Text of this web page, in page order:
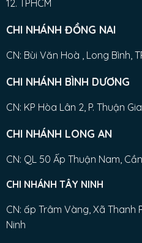
12. TPHCM
CHI NHÁNH ĐỒNG NAI
CN: Bùi Văn Hoà , Long Bình,
CHI NHÁNH BÌNH DƯƠNG
CN: KP Hòa Lân 2, P. Thuận
CHI NHÁNH LONG AN
CN: QL 50 Ấp Thuận Nam,
CHI NHÁNH TÂY NINH
CN: ấp Trâm Vàng, Xã Thanh
Ninh